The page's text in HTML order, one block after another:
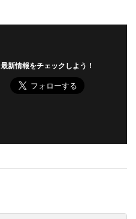
最新情報をチェックしよう！